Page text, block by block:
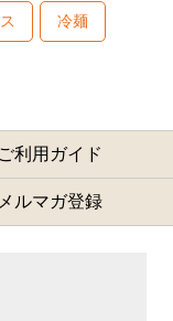
冷麺
ご利用ガイド
メルマガ登録